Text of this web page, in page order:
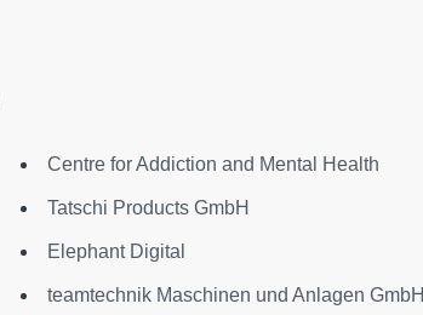
Centre for Addiction and Mental Health
Tatschi Products GmbH
Elephant Digital
teamtechnik Maschinen und Anlagen GmbH